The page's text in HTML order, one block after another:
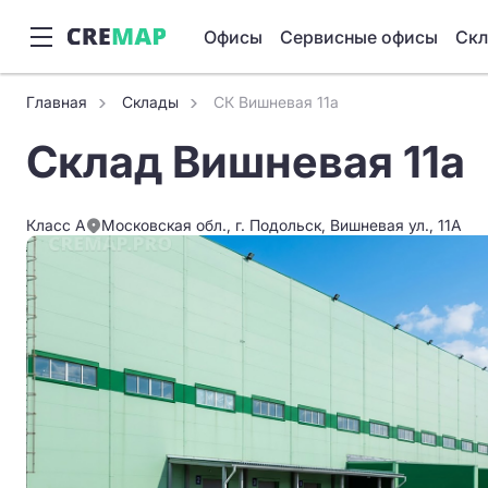
Офисы Сервисные офисы
Главная Склады СК Вишневая 11а
Склад Вишневая 11а
Класс A Московская обл., г. Подольск, Вишневая ул., 11А